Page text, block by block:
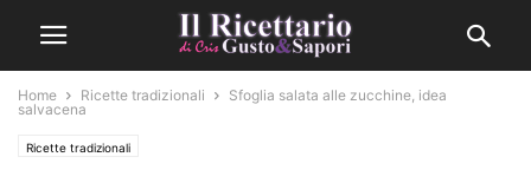
Home Ricette tradizionali
Sfoglia salata alle zucchine, idea
salvacena
Ricette tradizionali